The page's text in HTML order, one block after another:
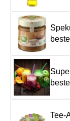
Tee-